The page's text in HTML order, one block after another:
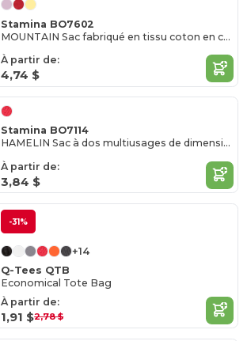
Stamina BO7602
MOUNTAIN Sac fabriqué en tissu coton en couleur
À partir de:
4,74 $
Stamina BO7114
HAMELIN Sac à dos multiusages de dimensions 34x42 cm
À partir de:
3,84 $
-31%
+14
Q-Tees QTB
Economical Tote Bag
À partir de:
1,91 $2,78 $